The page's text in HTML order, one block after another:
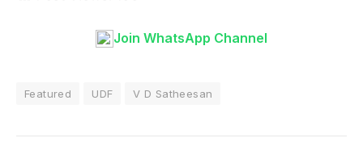
Join WhatsApp Channel
Featured UDF V D Satheesan